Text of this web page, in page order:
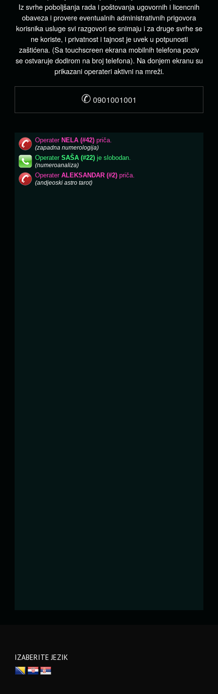
Iz svrhe poboljšanja rada i poštovanja ugovornih i licencnih
obaveza i provere eventualnih administrativnih prigovora
korisnika usluge svi razgovori se snimaju i za druge svrhe se
ne koriste, i privatnost i tajnost je uvek u potpunosti
zaštićena. (Sa touchscreen ekrana mobilnih telefona poziv
se ostvaruje dodirom na broj telefona). Na donjem ekranu su
prikazani operateri aktivni na mreži.
✆ 0901001001
IZABERITE JEZIK